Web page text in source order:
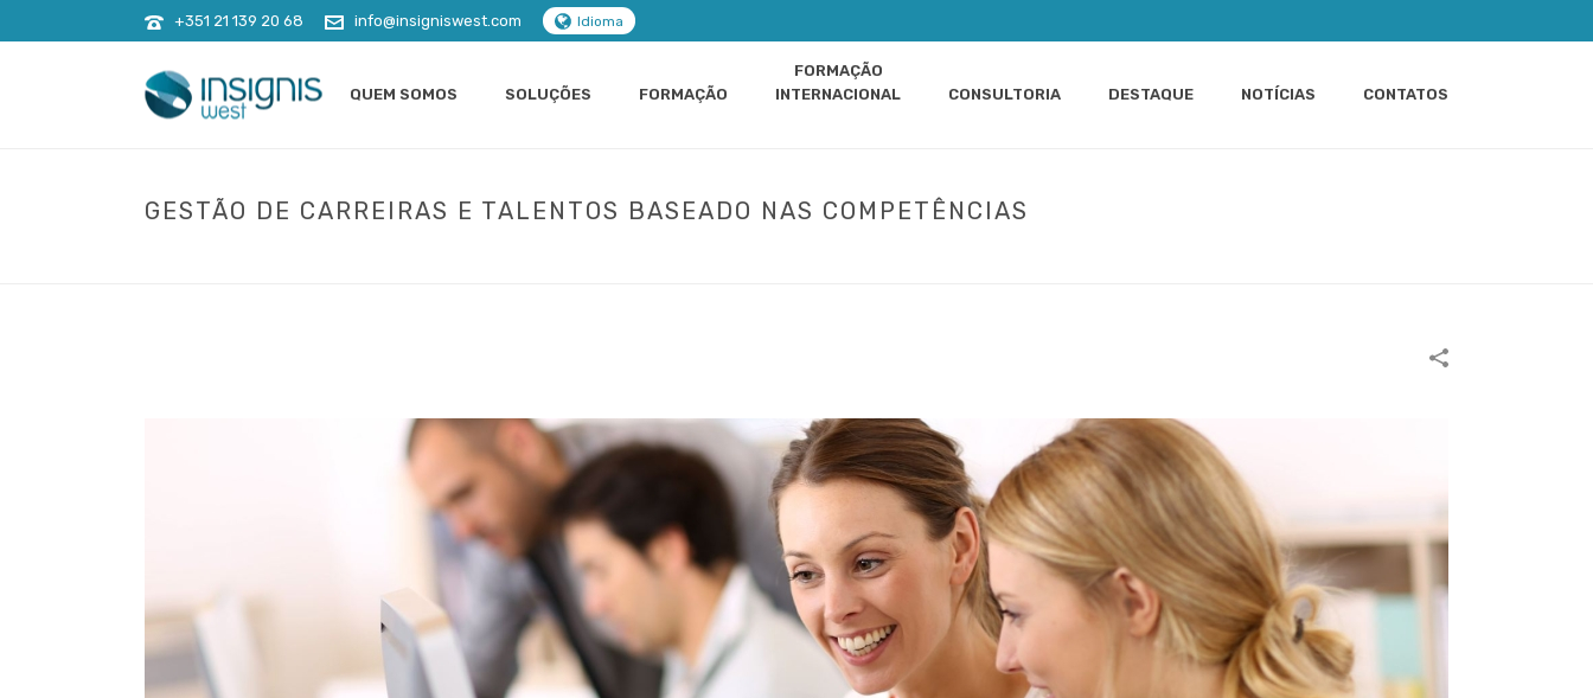
+351 21 139 20 68 info@insigniswest.com Idioma
QUEM SOMOS SOLUÇÕES FORMAÇÃO
FORMAÇÃO
INTERNACIONAL
CONSULTORIA DESTAQUE NOTÍCIAS CONTATOS
GESTÃO DE CARREIRAS E TALENTOS BASEADO NAS COMPETÊNCIAS